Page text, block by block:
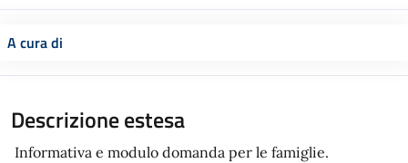
A cura di
Descrizione estesa
Informativa e modulo domanda per le famiglie.